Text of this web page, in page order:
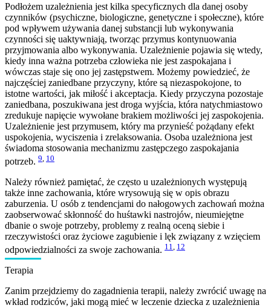
Podłożem uzależnienia jest kilka specyficznych dla danej osoby
czynników (psychiczne, biologiczne, genetyczne i społeczne), które
pod wpływem używania danej substancji lub wykonywania
czynności się uaktywniają, tworząc przymus kontynuowania
przyjmowania albo wykonywania. Uzależnienie pojawia się wtedy,
kiedy inna ważna potrzeba człowieka nie jest zaspokajana i
wówczas staje się ono jej zastępstwem. Możemy powiedzieć, że
najczęściej zaniedbane przyczyny, które są niezaspokojone, to
istotne wartości, jak miłość i akceptacja. Kiedy przyczyna pozostaje
zaniedbana, poszukiwana jest droga wyjścia, która natychmiastowo
zredukuje napięcie wywołane brakiem możliwości jej zaspokojenia.
Uzależnienie jest przymusem, który ma przynieść pożądany efekt
uspokojenia, wyciszenia i zrelaksowania. Osoba uzależniona jest
świadoma stosowania mechanizmu zastępczego zaspokajania
potrzeb. 9 10
Należy również pamiętać, że często u uzależnionych występują
także inne zachowania, które wrysowują się w opis obrazu
zaburzenia. U osób z tendencjami do nałogowych zachowań można
zaobserwować skłonność do huśtawki nastrojów, nieumiejętne
dbanie o swoje potrzeby, problemy z realną oceną siebie i
rzeczywistości oraz życiowe zagubienie i lęk związany z wzięciem
odpowiedzialności za swoje zachowania. 11, 12
Terapia
Zanim przejdziemy do zagadnienia terapii, należy zwrócić uwagę na
wkład rodziców, jaki mogą mieć w leczenie dziecka z uzależnienia